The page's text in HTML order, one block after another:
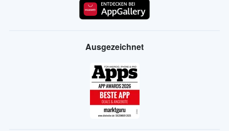
Ausgezeichnet